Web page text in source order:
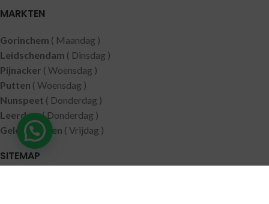
MARKTEN
Gorinchem ( Maandag )
Leidschendam ( Dinsdag )
Pijnacker ( Woensdag )
Putten ( Woensdag )
Nunspeet ( Donderdag )
Leerdam( Donderdag )
Geldermalsen ( Vrijdag )
SITEMAP